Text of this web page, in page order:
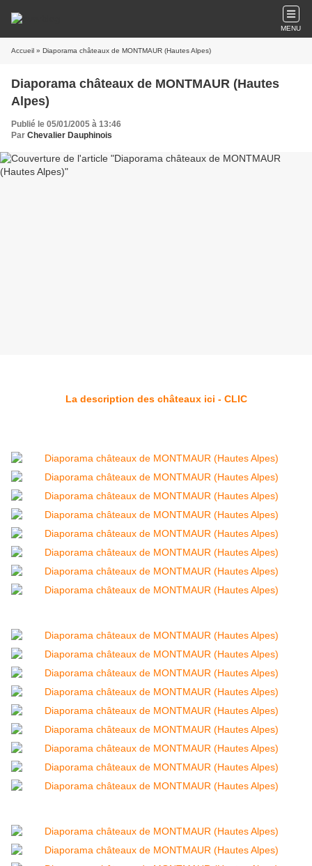
MENU
Accueil » Diaporama châteaux de MONTMAUR (Hautes Alpes)
Diaporama châteaux de MONTMAUR (Hautes
Alpes)
Publié le 05/01/2005 à 13:46
Par Chevalier Dauphinois
La description des châteaux ici - CLIC